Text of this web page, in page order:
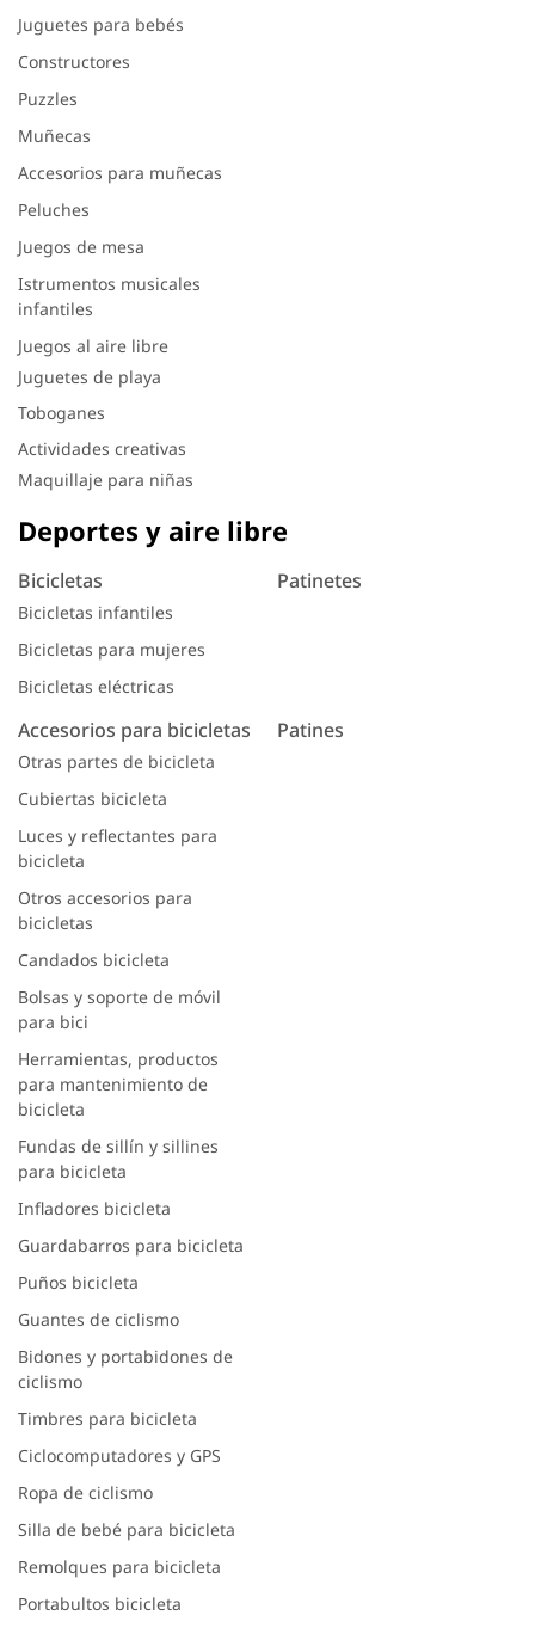
Juguetes para bebés
Constructores
Puzzles
Muñecas
Accesorios para muñecas
Peluches
Juegos de mesa
Istrumentos musicales
infantiles
Juegos al aire libre
Juguetes de playa
Toboganes
Actividades creativas
Maquillaje para niñas
Deportes y aire libre
Bicicletas
Bicicletas infantiles
Bicicletas para mujeres
Bicicletas eléctricas
Patinetes
Accesorios para bicicletas
Otras partes de bicicleta
Cubiertas bicicleta
Luces y reflectantes para
bicicleta
Otros accesorios para
bicicletas
Candados bicicleta
Bolsas y soporte de móvil
para bici
Herramientas, productos
para mantenimiento de
bicicleta
Fundas de sillín y sillines
para bicicleta
Infladores bicicleta
Guardabarros para bicicleta
Puños bicicleta
Guantes de ciclismo
Bidones y portabidones de
ciclismo
Timbres para bicicleta
Ciclocomputadores y GPS
Ropa de ciclismo
Silla de bebé para bicicleta
Remolques para bicicleta
Portabultos bicicleta
Patines